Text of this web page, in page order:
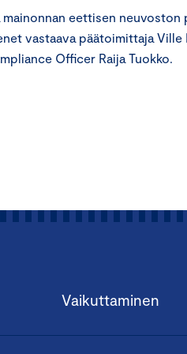
eettisen neuvoston
vastaava päätoimittaja Ville
Officer Raija Tuokko.
Vaikuttaminen